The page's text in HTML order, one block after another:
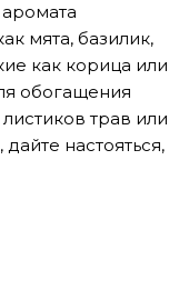
мята, базилик,
как корица или
обогащения
трав или
настояться,